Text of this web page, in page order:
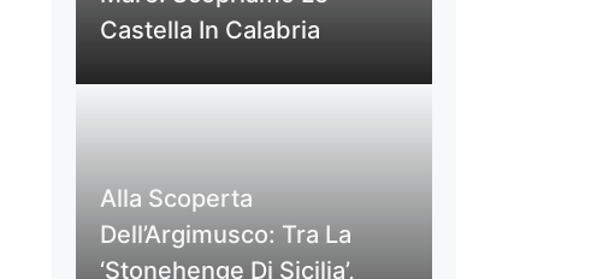
Castella In Calabria
Alla Scoperta
Dell’Argimusco: Tra La
‘Stonehenge Di Sicilia’,